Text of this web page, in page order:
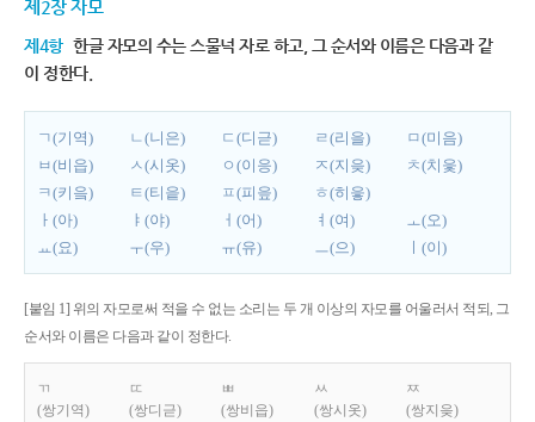
제2장 자모
제4항 한글 자모의 수는 스물넉 자로 하고, 그 순서와 이름은 다음과 같
이 정한다.
ㄱ(기역) ㄴ(니은) ㄷ(디귿) ㄹ(리을)
ㅁ(미음)
ㅂ(비읍)
ㅅ(시옷) ㅇ(이응) ㅈ(지읒)
ㅊ(치읓)
ㅋ(키읔)
ㅌ(티읕) ㅍ(피읖)
ㅎ(히읗)
ㅏ(아)
ㅑ(야) ㅓ(어) ㅕ(여)
ㅗ(오)
ㅛ(요)
ㅜ(우) ㅠ(유) ㅡ(으) ㅣ(이)
[붙임 1] 위의 자모로써 적을 수 없는 소리는 두 개 이상의 자모를 어울러서 적되, 그
순서와 이름은 다음과 같이 정한다.
ㄲ
(쌍기역)
ㄸ
(쌍디귿)
ㅃ
(쌍비읍)
ㅆ
(쌍시옷)
ㅉ
(쌍지읒)